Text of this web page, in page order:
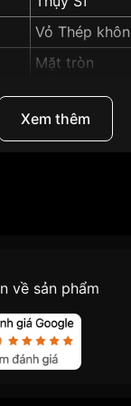
Vỏ Thép
Mặt tròn
Vỏ Màu Bạc
Xem thêm
về sản phẩm